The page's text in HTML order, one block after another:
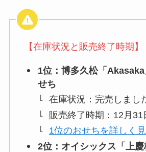
【在庫状況と販売終了時期】
1位：博多久松「
せち
在庫状況：完売しま
販売終了時期：12月31
1位のおせちを詳しく見
2位：オイシックス「上